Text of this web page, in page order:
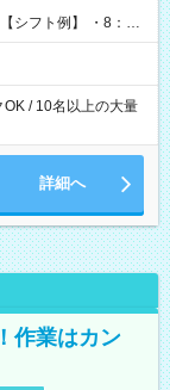
/ 10名以上の大量
詳細へ
作業はカン